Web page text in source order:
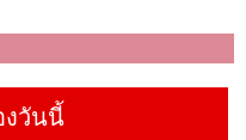
งวันนี้